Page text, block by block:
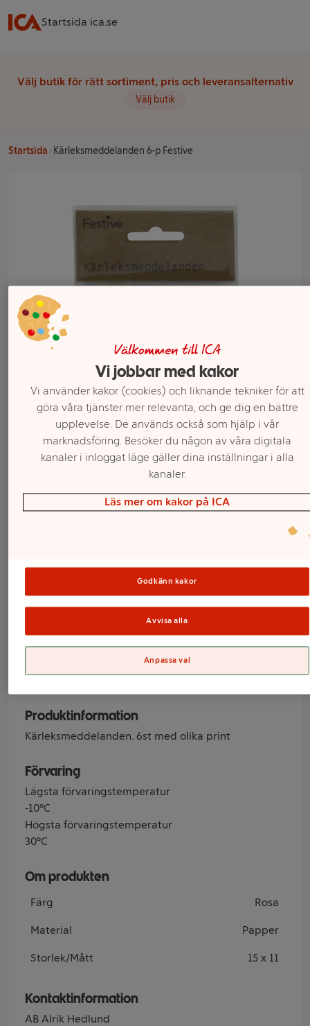
Startsida ica.se
Välj butik för rätt sortiment, pris och leveransalternativ
Välj butik
Startsida Kärleksmeddelanden 6-p Festive
6-p Festive
Produktinformation
Kärleksmeddelanden. 6st med olika print
Förvaring
Lägsta förvaringstemperatur
-10°C
Högsta förvaringstemperatur
30°C
Om produkten
Färg Rosa
Material Papper
Storlek/Mått 15 x 11
Kontaktinformation
AB Alrik Hedlund
Välj butik och handla
Sortimentet kan variera mellan butikerna
Välkommen till ICA
Vi jobbar med kakor
Vi använder kakor (cookies) och liknande tekniker för att
göra våra tjänster mer relevanta, och ge dig en bättre
upplevelse. De används också som hjälp i vår
marknadsföring. Besöker du någon av våra digitala
kanaler i inloggat läge gäller dina inställningar i alla
kanaler.
Läs mer om kakor på ICA
Godkänn kakor
Avvisa alla
Anpassa val